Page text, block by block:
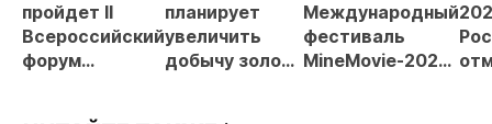
пройдет II
Всероссийский
форум
планирует
увеличить
добычу золота
Международный
фестиваль
MineMovie-2026